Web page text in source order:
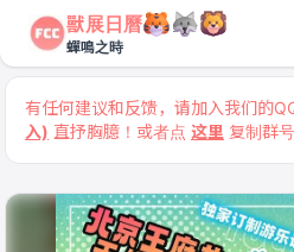
獸展日曆
蟬鳴之時
有任何建议和反馈，请加入我们的
入) 直抒胸臆！或者点 这里 复制群号